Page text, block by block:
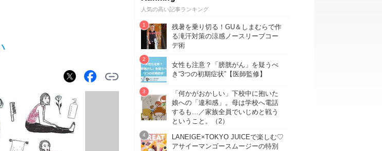
人気の高い記事ランキング
残暑を乗り切る！GU＆しまむらで作
る滝汗対策の涼感ノースリーブコー
デ術
女性も注意？「膀胱がん」を疑うべ
き“3つの初期症状”【医師監修】
「何かがおかしい」下校中に抱いた
娘への「違和感」。母は学校へ電話
するも…／家族全員でいじめと戦う
ということ。（2）
LANEIGE×TOKYO JUICEで楽しむ♡
アサイーマンゴースムージーの特別